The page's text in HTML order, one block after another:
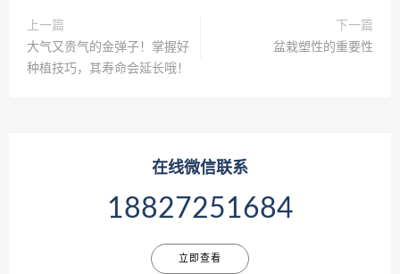
上一篇
大气又贵气的金弹子！掌握好
种植技巧，其寿命会延长哦！
下一篇
盆栽塑性的重要性
在线微信联系
18827251684
立即查看